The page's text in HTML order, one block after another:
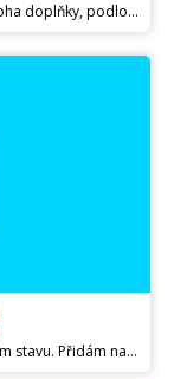
Kočárek joolz 1 - korba i sporťák, prodam s mnoha doplňky, podložky do kočárku, fusak jarní/podzimní i zimní možná, tašky prebalovaci, adaptéry na autosedacku, nová náhradní černá kola používána par dni, deštník, atd…..
Prodám fialový fusak Brio. Čistý, ve velmi dobrém stavu. Přidám navíc velmi hezkou a příjemnou fialovou deku Nafnaf. Osobní předání Slušovice nebo dovezu do Zlína. Případně pošlu, ale v tomto případě je cena bez nákladů na zaslání, které si připočítám k ceně.